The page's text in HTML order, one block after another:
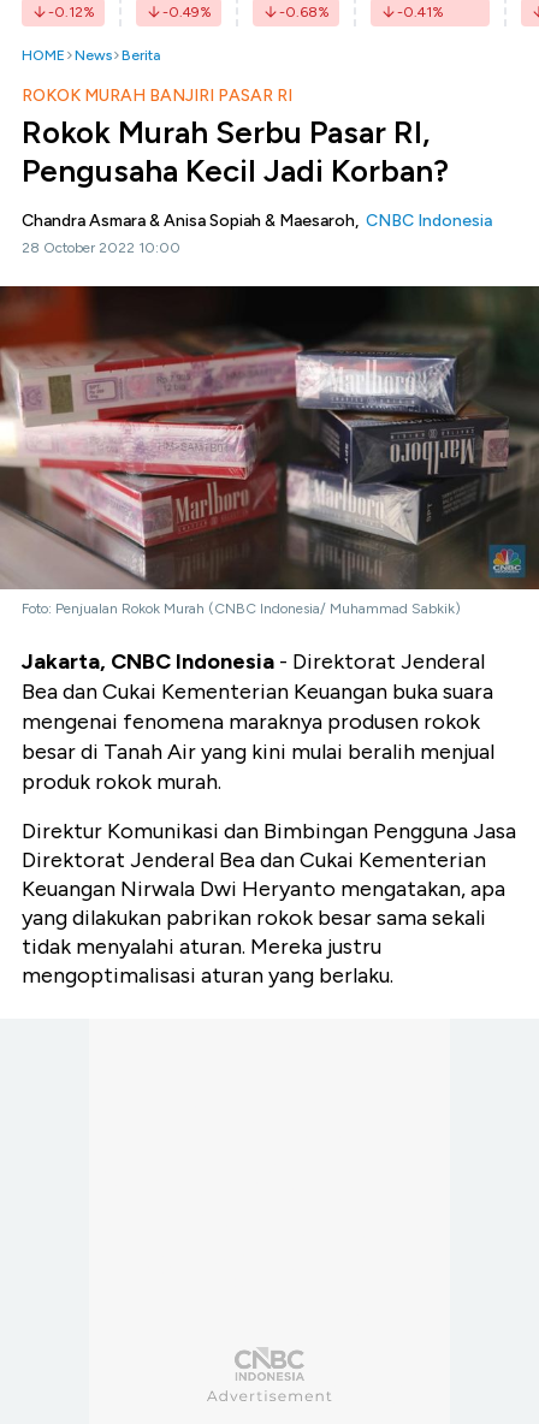
-0.12% -0.49% -0.68% -0.41%
HOME News Berita
ROKOK MURAH BANJIRI PASAR RI
Rokok Murah Serbu Pasar RI,
Pengusaha Kecil Jadi Korban?
Chandra Asmara & Anisa Sopiah & Maesaroh, CNBC Indonesia
28 October 2022 10:00
Foto: Penjualan Rokok Murah (CNBC Indonesia/ Muhammad Sabkik)
Jakarta, CNBC Indonesia - Direktorat Jenderal
Bea dan Cukai Kementerian Keuangan buka suara
mengenai fenomena maraknya produsen rokok
besar di Tanah Air yang kini mulai beralih menjual
produk rokok murah.
Direktur Komunikasi dan Bimbingan Pengguna Jasa
Direktorat Jenderal Bea dan Cukai Kementerian
Keuangan Nirwala Dwi Heryanto mengatakan, apa
yang dilakukan pabrikan rokok besar sama sekali
tidak menyalahi aturan. Mereka justru
mengoptimalisasi aturan yang berlaku.